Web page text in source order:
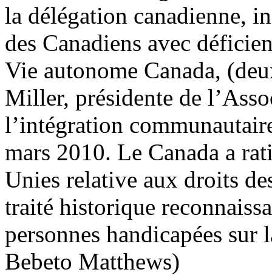
la délégation canadienne,
des Canadiens avec
Vie autonome Canada,
Miller, présidente de
l’intégration
mars 2010. Le Canada a
Unies relative aux droits
traité historique
personnes handicapées
Bebeto Matthews)